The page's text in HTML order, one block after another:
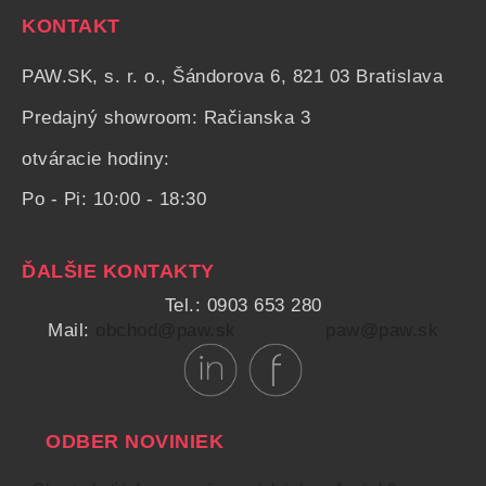
KONTAKT
PAW.SK, s. r. o., Šándorova 6, 821 03 Bratislava
Predajný showroom: Račianska 3
otváracie hodiny:
Po - Pi: 10:00 - 18:30
ĎALŠIE KONTAKTY
Tel.: 0903 653 280
Mail:
ODBER NOVINIEK